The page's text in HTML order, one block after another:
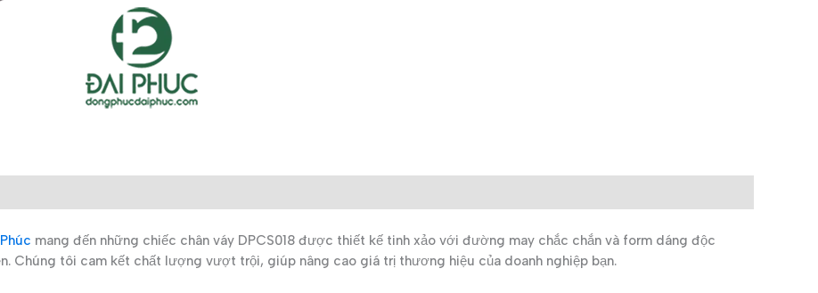
mang đến những chiếc chân váy DPCS018 được thiết kế tinh xảo với đường may chắc chắn và form dáng độc
Chúng tôi cam kết chất lượng vượt trội, giúp nâng cao giá trị thương hiệu của doanh nghiệp bạn.